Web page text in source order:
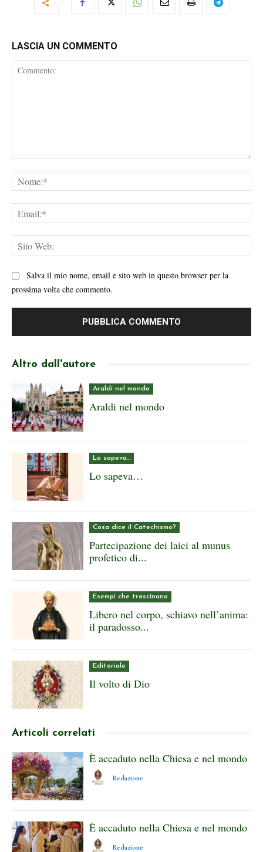
LASCIA UN COMMENTO
Salva il mio nome, email e sito web in questo browser per la
prossima volta che commento.
Altro dall'autore
Araldi nel mondo
Araldi nel mondo
Lo sapeva…
Lo sapeva…
Cosa dice il Catechismo?
Partecipazione dei laici al munus
profetico di...
Esempi che trascinano
Libero nel corpo, schiavo nell’anima:
il paradosso...
Editoriale
Il volto di Dio
Articoli correlati
È accaduto nella Chiesa e nel mondo
Redazione
È accaduto nella Chiesa e nel mondo
Redazione